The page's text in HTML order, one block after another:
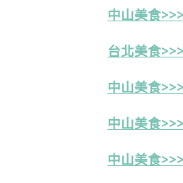
中山美食
台北美食
中山美食
中山美食
中山美食